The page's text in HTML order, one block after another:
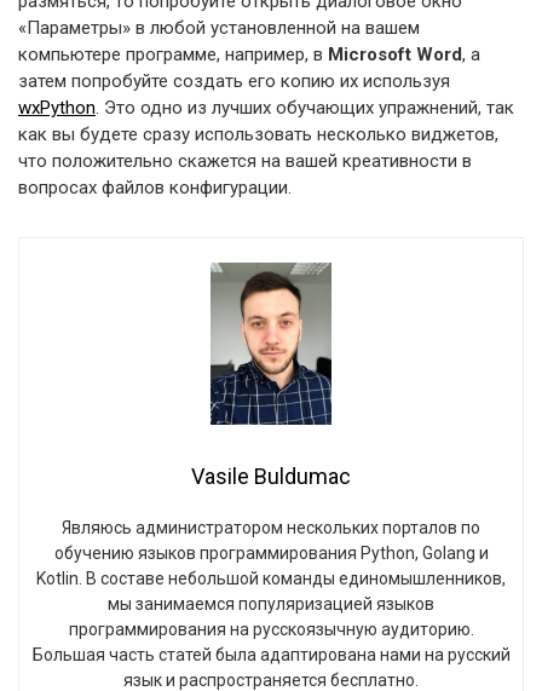
«Параметры» в любой установленной на вашем
компьютере программе, например, в Microsoft Word, а
затем попробуйте создать его копию их используя
wxPython. Это одно из лучших обучающих упражнений, так
как вы будете сразу использовать несколько виджетов,
что положительно скажется на вашей креативности в
вопросах файлов конфигурации.
Vasile Buldumac
Являюсь администратором нескольких порталов по
обучению языков программирования Python, Golang и
Kotlin. В составе небольшой команды единомышленников,
мы занимаемся популяризацией языков
программирования на русскоязычную аудиторию.
Большая часть статей была адаптирована нами на русский
язык и распространяется бесплатно.